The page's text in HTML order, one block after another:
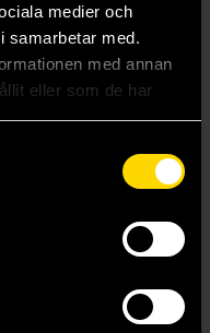
medier och
samarbetar med.
med annan
eller som de har
tjänster.